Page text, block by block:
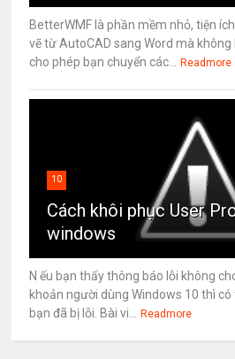
BetterWMF là phần mềm nhỏ, tiện
vẽ từ AutoCAD sang Word mà
cho phép bạn chuyển các... Readmore
10
Cách khôi phục User
windows
N ếu bạn thấy thông báo lỗi không
khoản người dùng Windows 10 thì
bạn đã bị lỗi. Bài vi... Readmore